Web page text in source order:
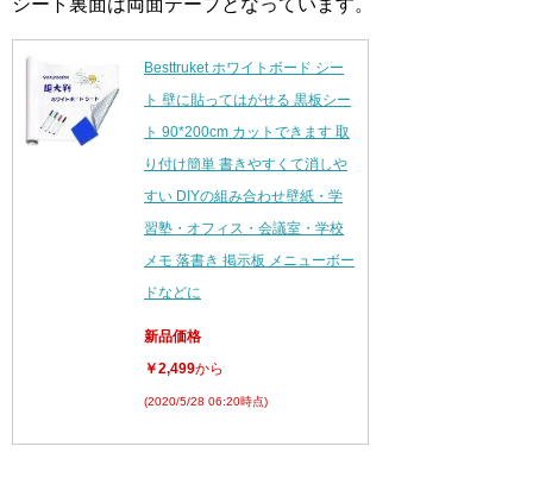
シート裏面は両面テープとなっています。
Besttruket ホワイトボード シー
ト 壁に貼ってはがせる 黒板シー
ト 90*200cm カットできます 取
り付け簡単 書きやすくて消しや
すい DIYの組み合わせ壁紙・学
習塾・オフィス・会議室・学校
メモ 落書き 掲示板 メニューボー
ドなどに
新品価格
￥2,499から
(2020/5/28 06:20時点)